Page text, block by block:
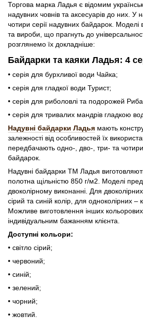
Торгова марка Ладья є відомим
надувних човнів та аксесуарів до них. У
чотири серії надувних байдарок. Моделі
та вироби, що прагнуть до
розглянемо їх докладніше:
Байдарки та каяки Ладья: 4
• серія для бурхливої ​​води Чайка;
• серія для гладкої води Турист;
• серія для риболовлі та подорожей
• серія для тривалих мандрів гладкою
Надувні байдарки Ладья мають
залежності від особливостей їх
передбачають одно-, дво-, три- та
байдарок.
Надувні байдарки ТМ Ладья
полотна щільністю 850 г/м2. Моделі
двоколірному виконанні. Для
сірий та синій колір, для одноколірних –
Можливе виготовлення інших
індивідуальним бажанням клієнта.
Доступні кольори:
• світло сірий;
• червоний;
• синій;
• зелений;
• чорний;
• жовтий.